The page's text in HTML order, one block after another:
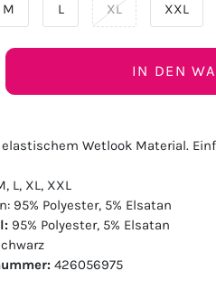
M L XL XXL
IN DEN
Wetlook Material.
L, XL, XXL
95% Polyester, 5% Elsatan
95% Polyester, 5% Elsatan
426056975